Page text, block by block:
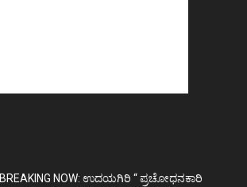
BREAKING NOW: ಉದಯಗಿರಿ “ ಪ್ರಚೋಧನಕಾರಿ